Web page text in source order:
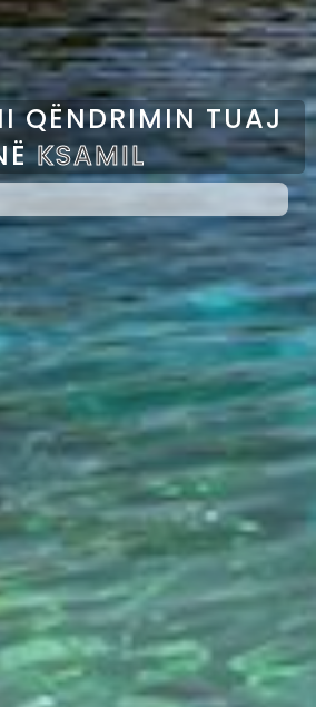
QËNDRIMIN TUAJ
KSAMIL